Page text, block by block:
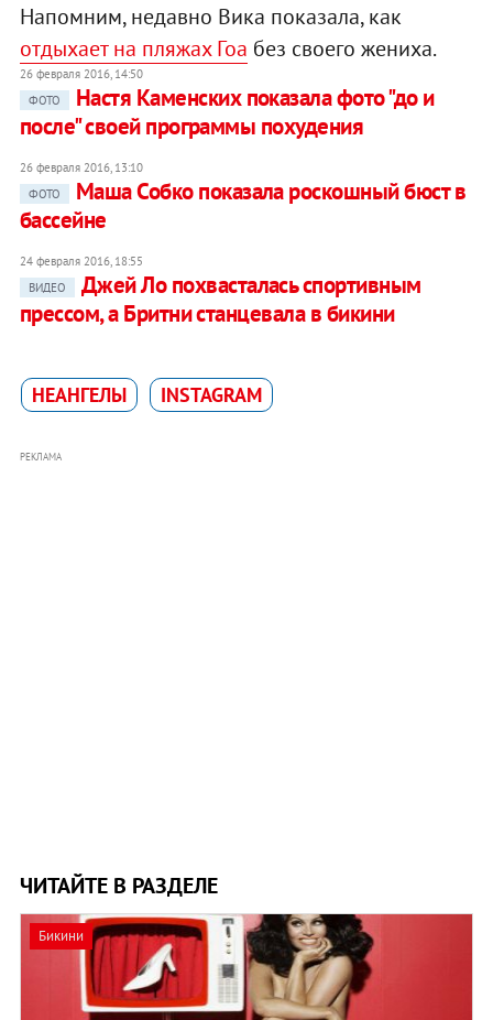
Напомним, недавно Вика показала, как
отдыхает на пляжах Гоа без своего жениха.
26 февраля 2016, 14:50
ФОТО
Настя Каменских показала фото "до и
после" своей программы похудения
26 февраля 2016, 13:10
ФОТО
Маша Собко показала роскошный бюст в
бассейне
24 февраля 2016, 18:55
ВИДЕО
Джей Ло похвасталась спортивным
прессом, а Бритни станцевала в бикини
НЕАНГЕЛЫ INSTAGRAM
РЕКЛАМА
ЧИТАЙТЕ В РАЗДЕЛЕ
Бикини